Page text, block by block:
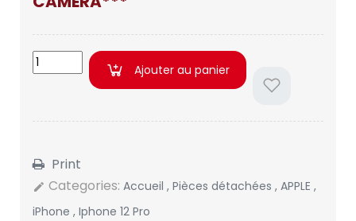
Ajouter au panier
Print
edit Categories: Accueil , Pièces détachées , APPLE ,
iPhone , Iphone 12 Pro